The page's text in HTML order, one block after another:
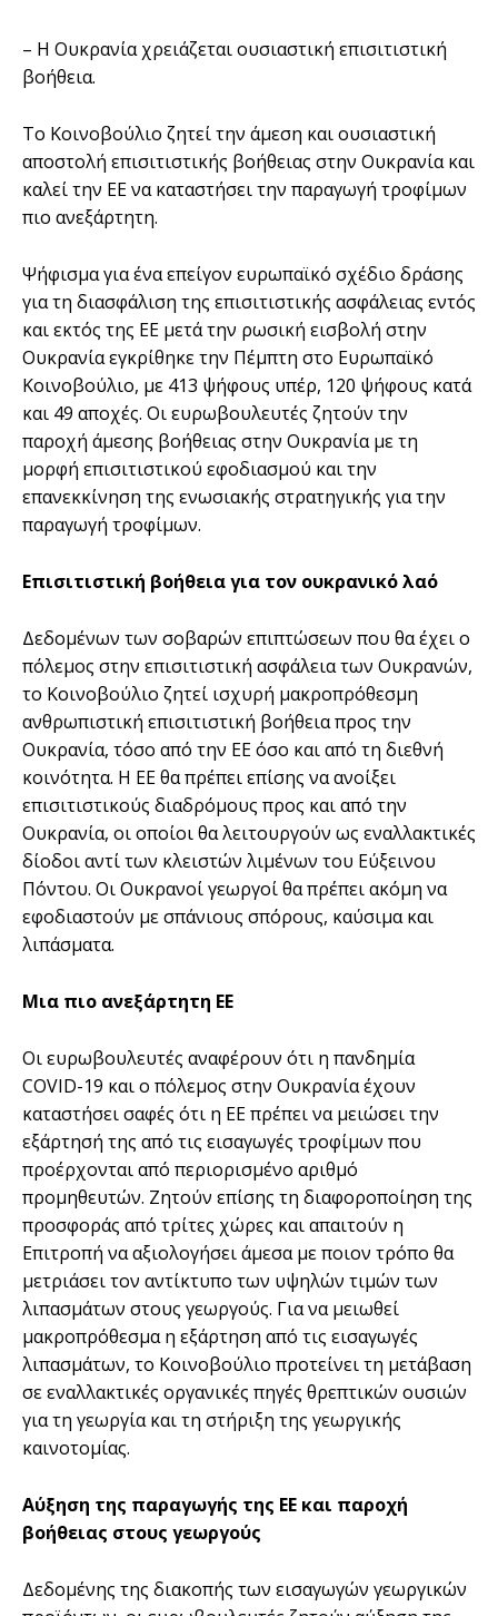
– Η Ουκρανία χρειάζεται ουσιαστική επισιτιστική
βοήθεια.
Το Κοινοβούλιο ζητεί την άμεση και ουσιαστική
αποστολή επισιτιστικής βοήθειας στην Ουκρανία και
καλεί την ΕΕ να καταστήσει την παραγωγή τροφίμων
πιο ανεξάρτητη.
Ψήφισμα για ένα επείγον ευρωπαϊκό σχέδιο δράσης
για τη διασφάλιση της επισιτιστικής ασφάλειας εντός
και εκτός της ΕΕ μετά την ρωσική εισβολή στην
Ουκρανία εγκρίθηκε την Πέμπτη στο Ευρωπαϊκό
Κοινοβούλιο, με 413 ψήφους υπέρ, 120 ψήφους κατά
και 49 αποχές. Οι ευρωβουλευτές ζητούν την
παροχή άμεσης βοήθειας στην Ουκρανία με τη
μορφή επισιτιστικού εφοδιασμού και την
επανεκκίνηση της ενωσιακής στρατηγικής για την
παραγωγή τροφίμων.
Επισιτιστική βοήθεια για τον ουκρανικό λαό
Δεδομένων των σοβαρών επιπτώσεων που θα έχει ο
πόλεμος στην επισιτιστική ασφάλεια των Ουκρανών,
το Κοινοβούλιο ζητεί ισχυρή μακροπρόθεσμη
ανθρωπιστική επισιτιστική βοήθεια προς την
Ουκρανία, τόσο από την ΕΕ όσο και από τη διεθνή
κοινότητα. Η ΕΕ θα πρέπει επίσης να ανοίξει
επισιτιστικούς διαδρόμους προς και από την
Ουκρανία, οι οποίοι θα λειτουργούν ως εναλλακτικές
δίοδοι αντί των κλειστών λιμένων του Εύξεινου
Πόντου. Οι Ουκρανοί γεωργοί θα πρέπει ακόμη να
εφοδιαστούν με σπάνιους σπόρους, καύσιμα και
λιπάσματα.
Μια πιο ανεξάρτητη ΕΕ
Οι ευρωβουλευτές αναφέρουν ότι η πανδημία
COVID-19 και ο πόλεμος στην Ουκρανία έχουν
καταστήσει σαφές ότι η ΕΕ πρέπει να μειώσει την
εξάρτησή της από τις εισαγωγές τροφίμων που
προέρχονται από περιορισμένο αριθμό
προμηθευτών. Ζητούν επίσης τη διαφοροποίηση της
προσφοράς από τρίτες χώρες και απαιτούν η
Επιτροπή να αξιολογήσει άμεσα με ποιον τρόπο θα
μετριάσει τον αντίκτυπο των υψηλών τιμών των
λιπασμάτων στους γεωργούς. Για να μειωθεί
μακροπρόθεσμα η εξάρτηση από τις εισαγωγές
λιπασμάτων, το Κοινοβούλιο προτείνει τη μετάβαση
σε εναλλακτικές οργανικές πηγές θρεπτικών ουσιών
για τη γεωργία και τη στήριξη της γεωργικής
καινοτομίας.
Αύξηση της παραγωγής της ΕΕ και παροχή
βοήθειας στους γεωργούς
Δεδομένης της διακοπής των εισαγωγών γεωργικών